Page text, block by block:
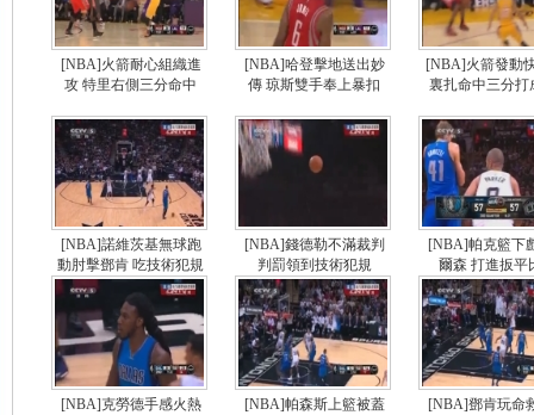
[NBA]火箭耐心組織進
攻 特里右側三分命中
[NBA]哈登擊地送出妙
傳 琼斯雙手奉上暴扣
[NBA]火箭發動
裏扎命中三分打
[NBA]諾維茨基無球跑
動肘擊鄧肯 吃技術犯規
[NBA]錢德勒不滿裁判
判罰領到技術犯規
[NBA]帕克籃下
爾森 打進扳平
[NBA]克勞德手感火熱
[NBA]帕森斯上籃被蓋
[NBA]鄧肯玩命